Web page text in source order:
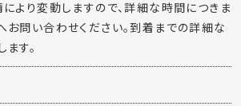
より変動しますので、詳細な時間につきま
お問い合わせください。到着までの詳細な
す。